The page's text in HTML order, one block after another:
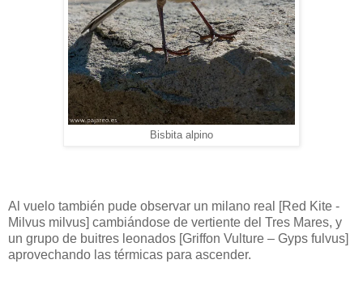
Bisbita alpino
Al vuelo también pude observar un milano real [Red Kite -
Milvus milvus] cambiándose de vertiente del Tres Mares, y
un grupo de buitres leonados [Griffon Vulture – Gyps fulvus]
aprovechando las térmicas para ascender.